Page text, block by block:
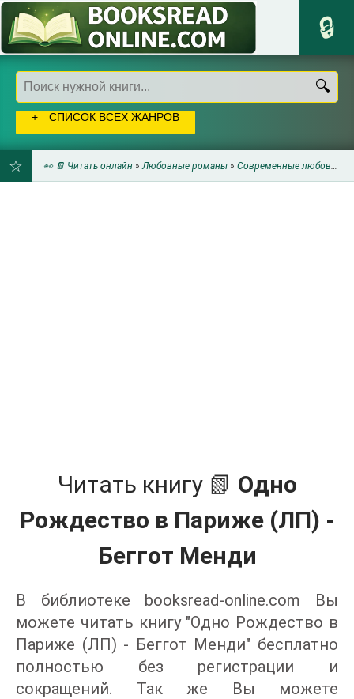
СПИСОК ВСЕХ ЖАНРОВ
👀 📔 Читать онлайн »Любовные романы » Современные любовные романы
Читать книгу 📗 Одно
Рождество в Париже (ЛП) -
Беггот Менди
В библиотеке booksread-online.com Вы
можете читать книгу "Одно Рождество в
Париже (ЛП) - Беггот Менди" бесплатно
полностью без регистрации и
сокращений. Так же Вы можете